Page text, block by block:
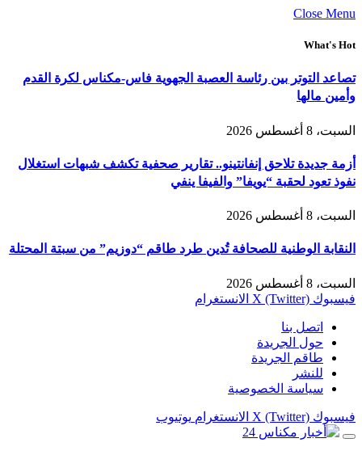
Close Menu
What's Hot
تصاعد التوتر بين رئاسة العصبة الجهوية فاس-مكناس لكرة القدم
وأمين مالها
السبت، 8 أغسطس 2026
أزمة جديدة تلاحق إنفانتينو.. تقارير صحفية تكشف شبهات استغلال
نفوذ تعود لحقبة “يويفا” والفيفا ينفي
السبت، 8 أغسطس 2026
النقابة الوطنية للصحافة تُدين طرد طاقم “دوزيم” من سبتة المحتلة
السبت، 8 أغسطس 2026
فيسبوك X (Twitter) الانستغرام
اتصل بنا
حول الجريدة
طاقم الجريدة
للنشر
سياسة الخصوصية
فيسبوك X (Twitter) الانستغرام يوتيوب